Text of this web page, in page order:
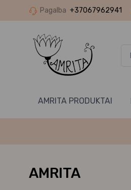
Pagalba +37067962941
AMRITA PRODUKTAI
AMRITA